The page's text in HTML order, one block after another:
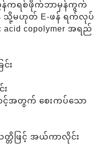
န်ကရစ်ဖိုက်ဘာမှန်ကွက်
သို့မဟုတ် E-ဖန် ရက်လုပ်
copolymer အရည်
င်း
း
င့်အတွက် စေးကပ်သော
တိဖြင့် အယ်ကာလိုင်း